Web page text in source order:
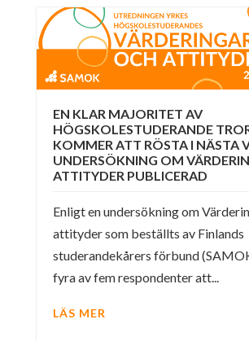
EN KLAR MAJORITET AV
HÖGSKOLESTUDERANDE
KOMMER ATT RÖSTA I NÄSTA
UNDERSÖKNING OM
ATTITYDER PUBLICERAD
Enligt en undersökning om
attityder som beställts av Finlands
studerandekårers förbund
fyra av fem respondenter att...
LÄS MER